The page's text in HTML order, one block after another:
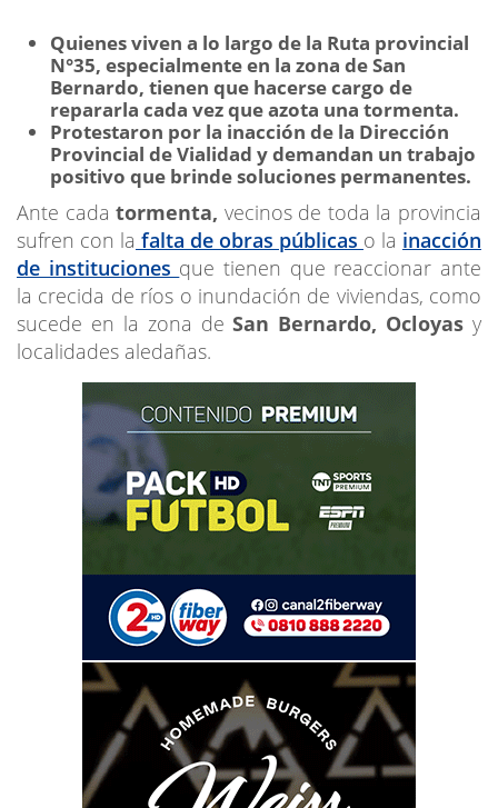
Quienes viven a lo largo de la Ruta provincial
N°35, especialmente en la zona de San
Bernardo, tienen que hacerse cargo de
repararla cada vez que azota una tormenta.
Protestaron por la inacción de la Dirección
Provincial de Vialidad y demandan un trabajo
positivo que brinde soluciones permanentes.
Ante cadatormenta, vecinos de toda la provincia
sufren con la falta de obras públicas o la inacción
de instituciones que tienen que reaccionar ante
la crecida de ríos o inundación de viviendas, como
sucede en la zona de San Bernardo, Ocloyas y
localidades aledañas.